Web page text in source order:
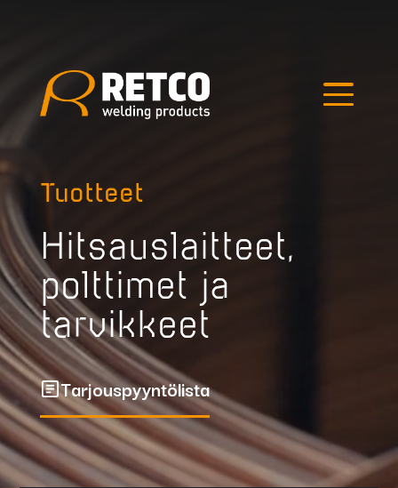
Tuotteet
Hitsauslaitteet,
polttimet ja
tarvikkeet
Tarjouspyyntölista
Hae tuotteista
Outlet